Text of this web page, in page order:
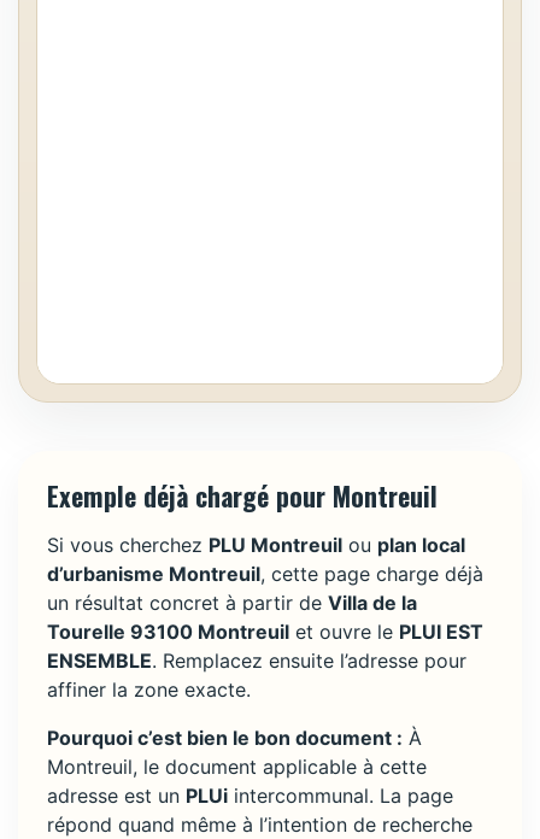
Exemple déjà chargé pour Montreuil
Si vous cherchez PLU Montreuil ou plan local
d’urbanisme Montreuil, cette page charge déjà
un résultat concret à partir de Villa de la
Tourelle 93100 Montreuil et ouvre le PLUI EST
ENSEMBLE. Remplacez ensuite l’adresse pour
affiner la zone exacte.
Pourquoi c’est bien le bon document : À
Montreuil, le document applicable à cette
adresse est un PLUi intercommunal. La page
répond quand même à l’intention de recherche